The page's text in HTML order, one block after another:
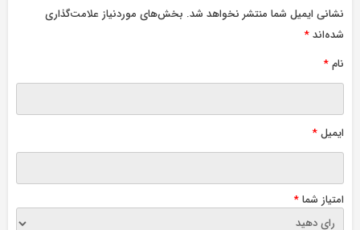
نشانی ایمیل شما منتشر نخواهد شد. بخش‌های موردنیاز علامت‌گذاری
شده‌اند*
نام*
ایمیل*
امتیاز شما*